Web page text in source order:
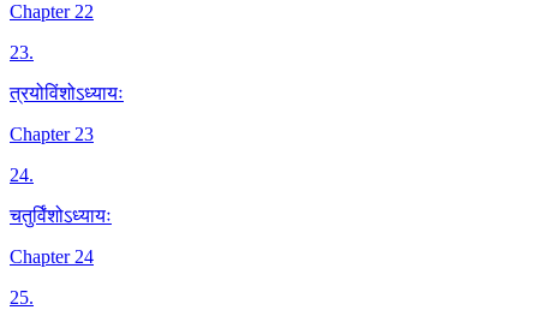
Chapter 22
23.
त्रयोविंशोऽध्यायः
Chapter 23
24.
चतुर्विंशोऽध्यायः
Chapter 24
25.